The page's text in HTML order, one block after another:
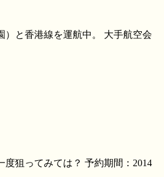
）と香港線を運航中。 大手航空会
狙ってみては？ 予約期間：2014